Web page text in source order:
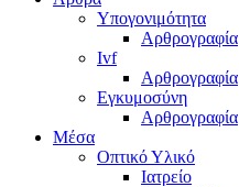
Υπογονιμότητα
Αρθρογραφία
Ivf
Αρθρογραφία
Εγκυμοσύνη
Αρθρογραφία
Μέσα
Οπτικό Υλικό
Iατρείο